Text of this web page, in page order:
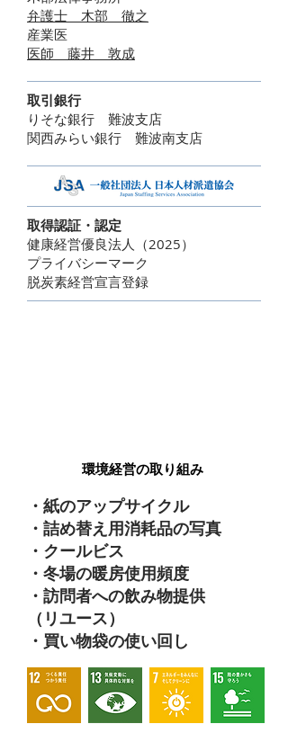
弁護士 木部 徹之
​産業医
医師 藤井 敦成
取引銀行
りそな銀行 難波支店
関西みらい銀行 難波南支店
取得認証・認定
健康経営優良法人（2025）
​プライバシーマーク
脱炭素経営宣言登録
環境経営の取り組み
・紙のアップサイクル
・詰め替え用消耗品の写真
・クールビス
・冬場の暖房使用頻度
・訪問者への飲み物提供
（リユース）
・買い物袋の使い回し